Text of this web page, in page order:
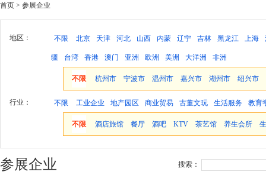
首页 > 参展企业
地区： 不限 北京 天津 河北 山西 内蒙 辽宁 吉林 黑龙江 上海
疆 台湾 香港 澳门 亚洲 欧洲 美洲 大洋洲 非洲
不限 杭州市 宁波市 温州市 嘉兴市 湖州市 绍兴市
行业： 不限 工业企业 地产园区 商业贸易 古董文玩 生活服务 教育
不限 酒店旅馆 餐厅 酒吧 KTV 茶艺馆 养生会所
参展企业 搜索：